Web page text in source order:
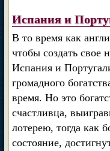
Испания и
В то время как
чтобы создать свое
Испания и
громадного
время. Но это
счастливца,
лотерею, тогда как
состояние,